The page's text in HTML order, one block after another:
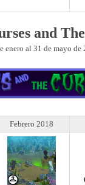
and
enero al 31 de mayo de
Febrero 2018